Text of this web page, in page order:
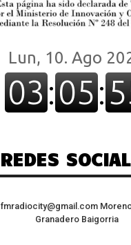
REDES
fmradiocity@gmail.com
Granadero Baigorria